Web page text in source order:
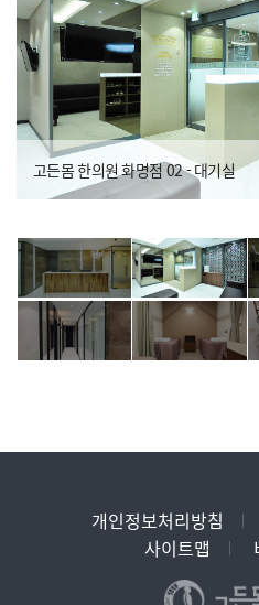
고든몸 한의원 화명점 02 - 대기실
개인정보처리방침
사이트맵